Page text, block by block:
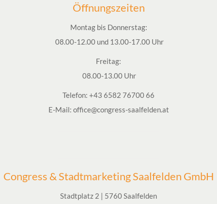
Öffnungszeiten
Montag bis Donnerstag:
08.00-12.00 und 13.00-17.00 Uhr
Freitag:
08.00-13.00 Uhr
Telefon: +43 6582 76700 66
E-Mail: office@congress-saalfelden.at
Congress & Stadtmarketing Saalfelden GmbH
Stadtplatz 2 | 5760 Saalfelden